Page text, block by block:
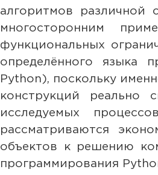
алгоритмов различной
многосторонним
функциональных
определённого языка
Python), поскольку
конструкций реально
исследуемых
рассматриваются
объектов к решению
программирования